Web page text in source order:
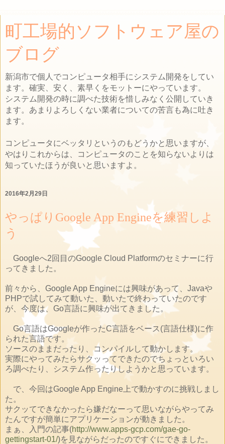
町工場的ソフトウェア屋の
ブログ
新潟市で個人でコンピュータ相手にシステム開発をしてい
ます。確実、安く、素早くをモットーにやっています。
システム開発の時に調べた技術を惜しみなく公開していき
ます。あまりよろしくない業者についての苦言も為に吐き
ます。
コンピュータにベッタリというのもどうかと思いますが、
やはりこれからは、コンピュータのことを知らないよりは
知っていたほうが良いと思いますよ。
2016年2月29日
やっぱりGoogle App Engineを練習しよ
う
Googleへ2回目のGoogle Cloud Platformのセミナーに行
ってきました。
前々から、Google App Engineには興味があって、Javaや
PHPで試してみて動いた、動いたで終わっていたのです
が、今度は、Go言語に興味が出てきました。
Go言語はGoogleが作ったC言語をベース(言語仕様)に作
られた言語です。
ソースのままだったり、コンパイルして動かします。
実際にやってみたらサクッってできたのでちょっといろい
ろ調べたり、システム作ったりしようかと思っています。
で、今回はGoogle App Engine上で動かすのに挑戦しまし
た。
サクッてできなかったら嫌だなーって思いながらやってみ
たんですが簡単にアプリケーションが動きました。
まぁ、入門の記事(http://www.apps-gcp.com/gae-go-
gettingstart-01/)を見ながらだったのですぐにできました。